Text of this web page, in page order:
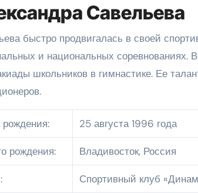
Савельева
быстро продвигалась в своей
и национальных соревнованиях.
школьников в гимнастике. Ее
25 августа 1996 года
рождения: Владивосток, Россия
Спортивный клуб